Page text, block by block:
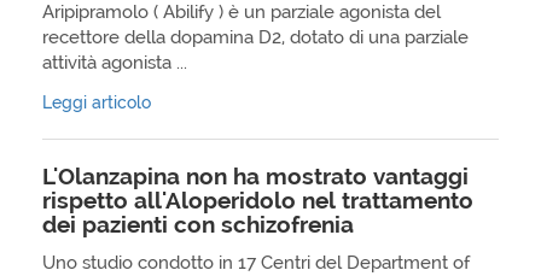
Aripipramolo ( Abilify ) è un parziale agonista del
recettore della dopamina D2, dotato di una parziale
attività agonista ...
Leggi articolo
L'Olanzapina non ha mostrato vantaggi
rispetto all'Aloperidolo nel trattamento
dei pazienti con schizofrenia
Uno studio condotto in 17 Centri del Department of